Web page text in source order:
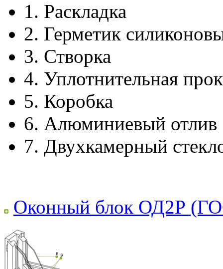
1. Раскладка
2. Герметик
3. Створка
4. Уплотнительная
5. Коробка
6. Алюминиевый отлив
7. Двухкамерный
Оконный блок ОД2Р